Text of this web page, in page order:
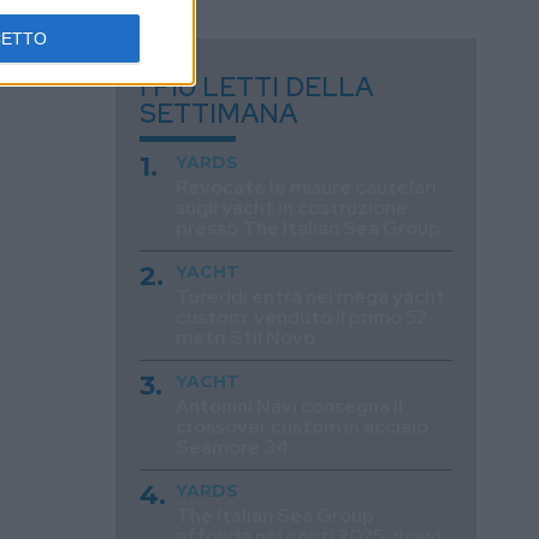
I PIÙ LETTI DELLA
SETTIMANA
YARDS
YACHT
YACHT
YARDS